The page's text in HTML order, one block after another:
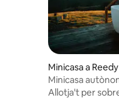
Minicasa a
Minicasa
bany exterior
Allotja't per